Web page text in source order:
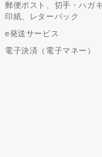
郵便ポスト、切手・ハガ
印紙、レターパック
e発送サービス
電子決済（電子マネー）